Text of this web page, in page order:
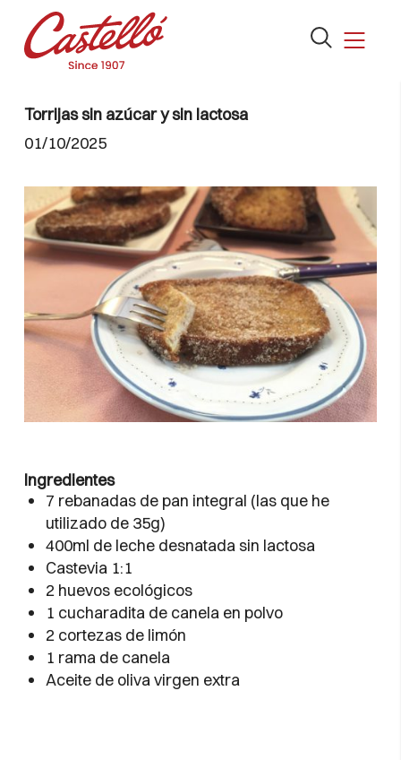
content
Abrir
Torrijas sin azúcar y sin lactosa
01/10/2025
Ingredientes
7 rebanadas de pan integral (las que he
utilizado de 35g)
400ml de leche desnatada sin lactosa
Castevia 1:1
2 huevos ecológicos
1 cucharadita de canela en polvo
2 cortezas de limón
1 rama de canela
Aceite de oliva virgen extra